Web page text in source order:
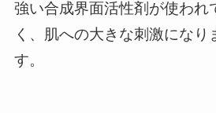
強い合成界面活性剤が使われ
く、肌への大きな刺激になり
す